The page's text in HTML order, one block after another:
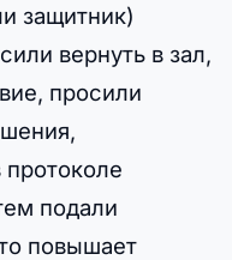
защитник)
вернуть в зал,
просили
подали
повышает